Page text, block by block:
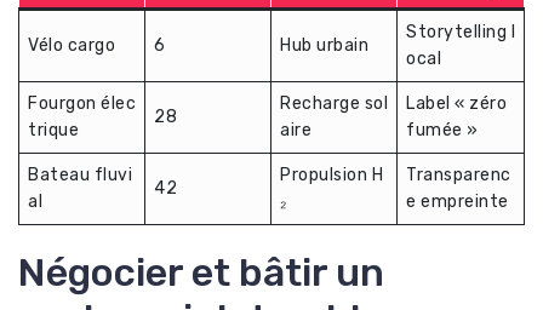
Vélo cargo 6 Hub urbain
Storytelling l
ocal
Fourgon élec
trique
28
Recharge sol
aire
Label « zéro
fumée »
Bateau fluvi
al
42
Propulsion H
₂
Transparenc
e empreinte
Négocier et bâtir un